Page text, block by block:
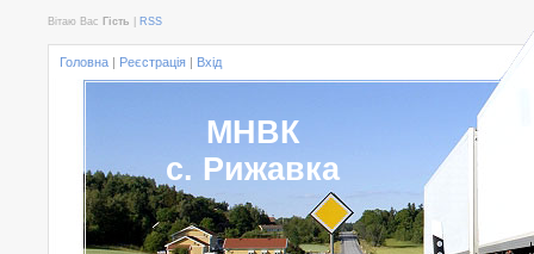
Вітаю Вас Гість RSS
Головна | Реєстрація | Вхід
МНВК
с. Рижавка